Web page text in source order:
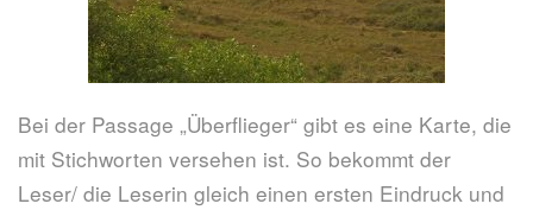
Bei der Passage „Überflieger“ gibt es eine Karte, die
mit Stichworten versehen ist. So bekommt der
Leser/ die Leserin gleich einen ersten Eindruck und